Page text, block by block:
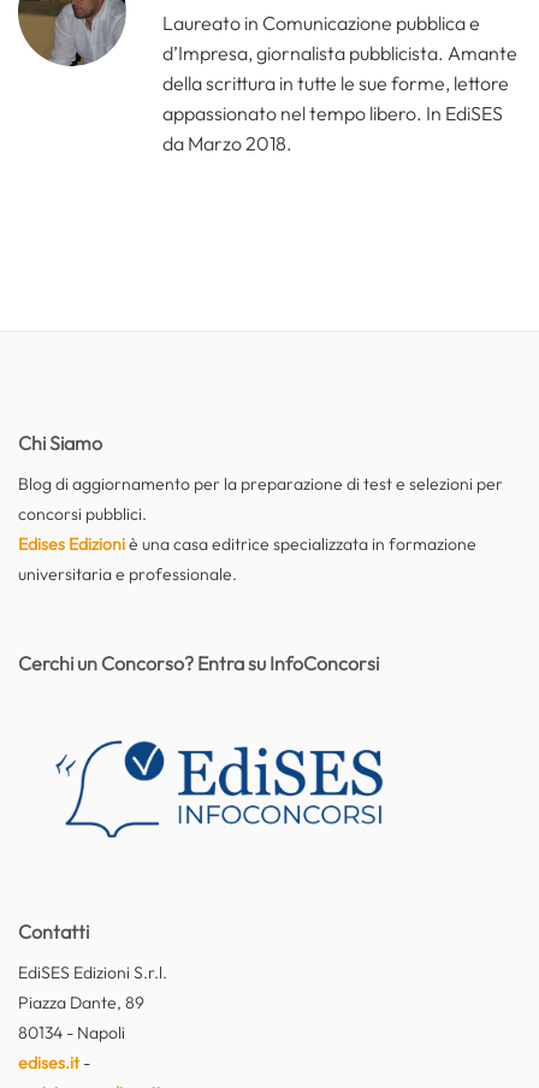
Laureato in Comunicazione pubblica e
d’Impresa, giornalista pubblicista. Amante
della scrittura in tutte le sue forme, lettore
appassionato nel tempo libero. In EdiSES
da Marzo 2018.
Chi Siamo
Blog di aggiornamento per la preparazione di test e selezioni per
concorsi pubblici.
Edises Edizioniè una casa editrice specializzata in formazione
universitaria e professionale.
Contatti
EdiSES Edizioni S.r.l.
Piazza Dante, 89
80134 - Napoli
edises.it-
Cerchi un Concorso? Entra su InfoConcorsi